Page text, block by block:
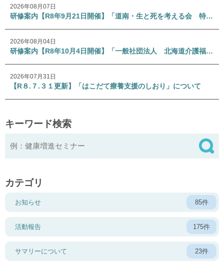
2026年08月07日
研修案内【R8年9月21日開催】「道南・生と死を考える会 特別講演会」
2026年08月04日
研修案内【R8年10月4日開催】「一般社団法人 北海道介護福祉士会 専門研修Ⅰ」
2026年07月31日
【R８.７.３１更新】「はこだて療養支援のしおり」について
キーワード検索
カテゴリ
お知らせ 85件
活動報告 175件
サマリーについて 23件